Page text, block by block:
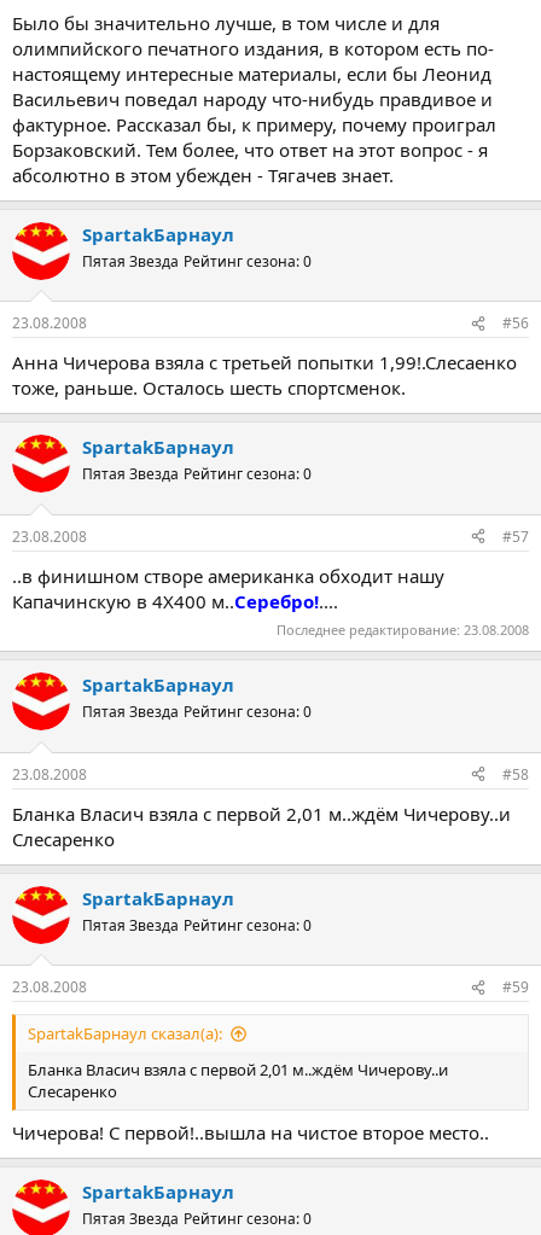
Было бы значительно лучше, в том числе и для
олимпийского печатного издания, в котором есть по-
настоящему интересные материалы, если бы Леонид
Васильевич поведал народу что-нибудь правдивое и
фактурное. Рассказал бы, к примеру, почему проиграл
Борзаковский. Тем более, что ответ на этот вопрос - я
абсолютно в этом убежден - Тягачев знает.
SpartakБарнаул
Пятая Звезда Рейтинг сезона: 0
23.08.2008 #56
Анна Чичерова взяла с третьей попытки 1,99!.Слесаенко
тоже, раньше. Осталось шесть спортсменок.
SpartakБарнаул
Пятая Звезда Рейтинг сезона: 0
23.08.2008 #57
..в финишном створе американка обходит нашу
Капачинскую в 4Х400 м..Серебро!....
Последнее редактирование: 23.08.2008
SpartakБарнаул
Пятая Звезда Рейтинг сезона: 0
23.08.2008 #58
Бланка Власич взяла с первой 2,01 м..ждём Чичерову..и
Слесаренко
SpartakБарнаул
Пятая Звезда Рейтинг сезона: 0
23.08.2008 #59
SpartakБарнаул сказал(а):
Бланка Власич взяла с первой 2,01 м..ждём Чичерову..и
Слесаренко
Чичерова! С первой!..вышла на чистое второе место..
SpartakБарнаул
Пятая Звезда Рейтинг сезона: 0